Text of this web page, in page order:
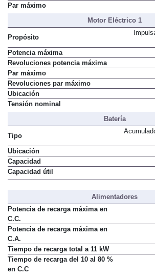
Par máximo
Motor Eléctrico 1
Propósito
Potencia máxima
Revoluciones potencia máxima
Par máximo
Revoluciones par máximo
Ubicación
Tensión nominal
Batería
Tipo
Ubicación
Capacidad
Capacidad útil
Alimentadores
Potencia de recarga máxima en
C.C.
Potencia de recarga máxima en
C.A.
Tiempo de recarga total a 11 kW
Tiempo de recarga del 10 al 80 %
en C.C